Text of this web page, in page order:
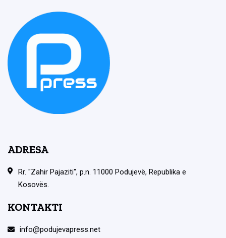
ADRESA
Rr. "Zahir Pajaziti", p.n. 11000 Podujevë, Republika e
Kosovës.
KONTAKTI
info@podujevapress.net